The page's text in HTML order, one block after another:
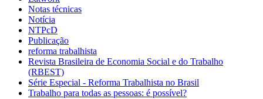
Notas técnicas
Notícia
NTPcD
Publicação
reforma trabalhista
Revista Brasileira de Economia Social e do Trabalho
(RBEST)
Série Especial - Reforma Trabalhista no Brasil
Trabalho para todas as pessoas: é possível?